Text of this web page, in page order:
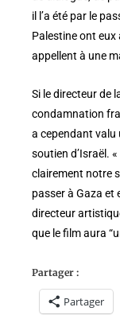
il l’a été par le
Palestine ont eux
appellent à une
Si le directeur de
condamnation
a cependant valu
soutien d’Israël.
clairement notre
passer à Gaza et
directeur
que le film aura
Partager :
Partager